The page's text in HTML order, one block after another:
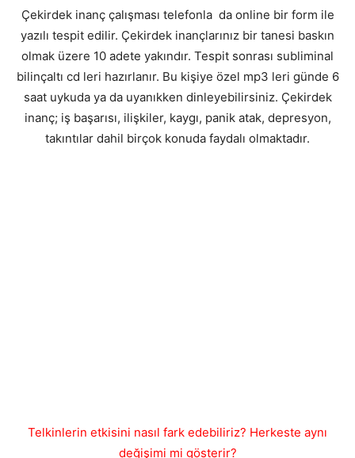
Çekirdek inanç çalışması telefonla da online bir form ile
yazılı tespit edilir. Çekirdek inançlarınız bir tanesi baskın
olmak üzere 10 adete yakındır. Tespit sonrası subliminal
bilinçaltı cd leri hazırlanır. Bu kişiye özel mp3 leri günde 6
saat uykuda ya da uyanıkken dinleyebilirsiniz. Çekirdek
inanç; iş başarısı, ilişkiler, kaygı, panik atak, depresyon,
takıntılar dahil birçok konuda faydalı olmaktadır.
Telkinlerin etkisini nasıl fark edebiliriz? Herkeste aynı
değişimi mi gösterir?